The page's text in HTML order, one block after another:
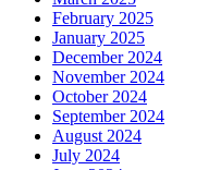
February 2025
January 2025
December 2024
November 2024
October 2024
September 2024
August 2024
July 2024